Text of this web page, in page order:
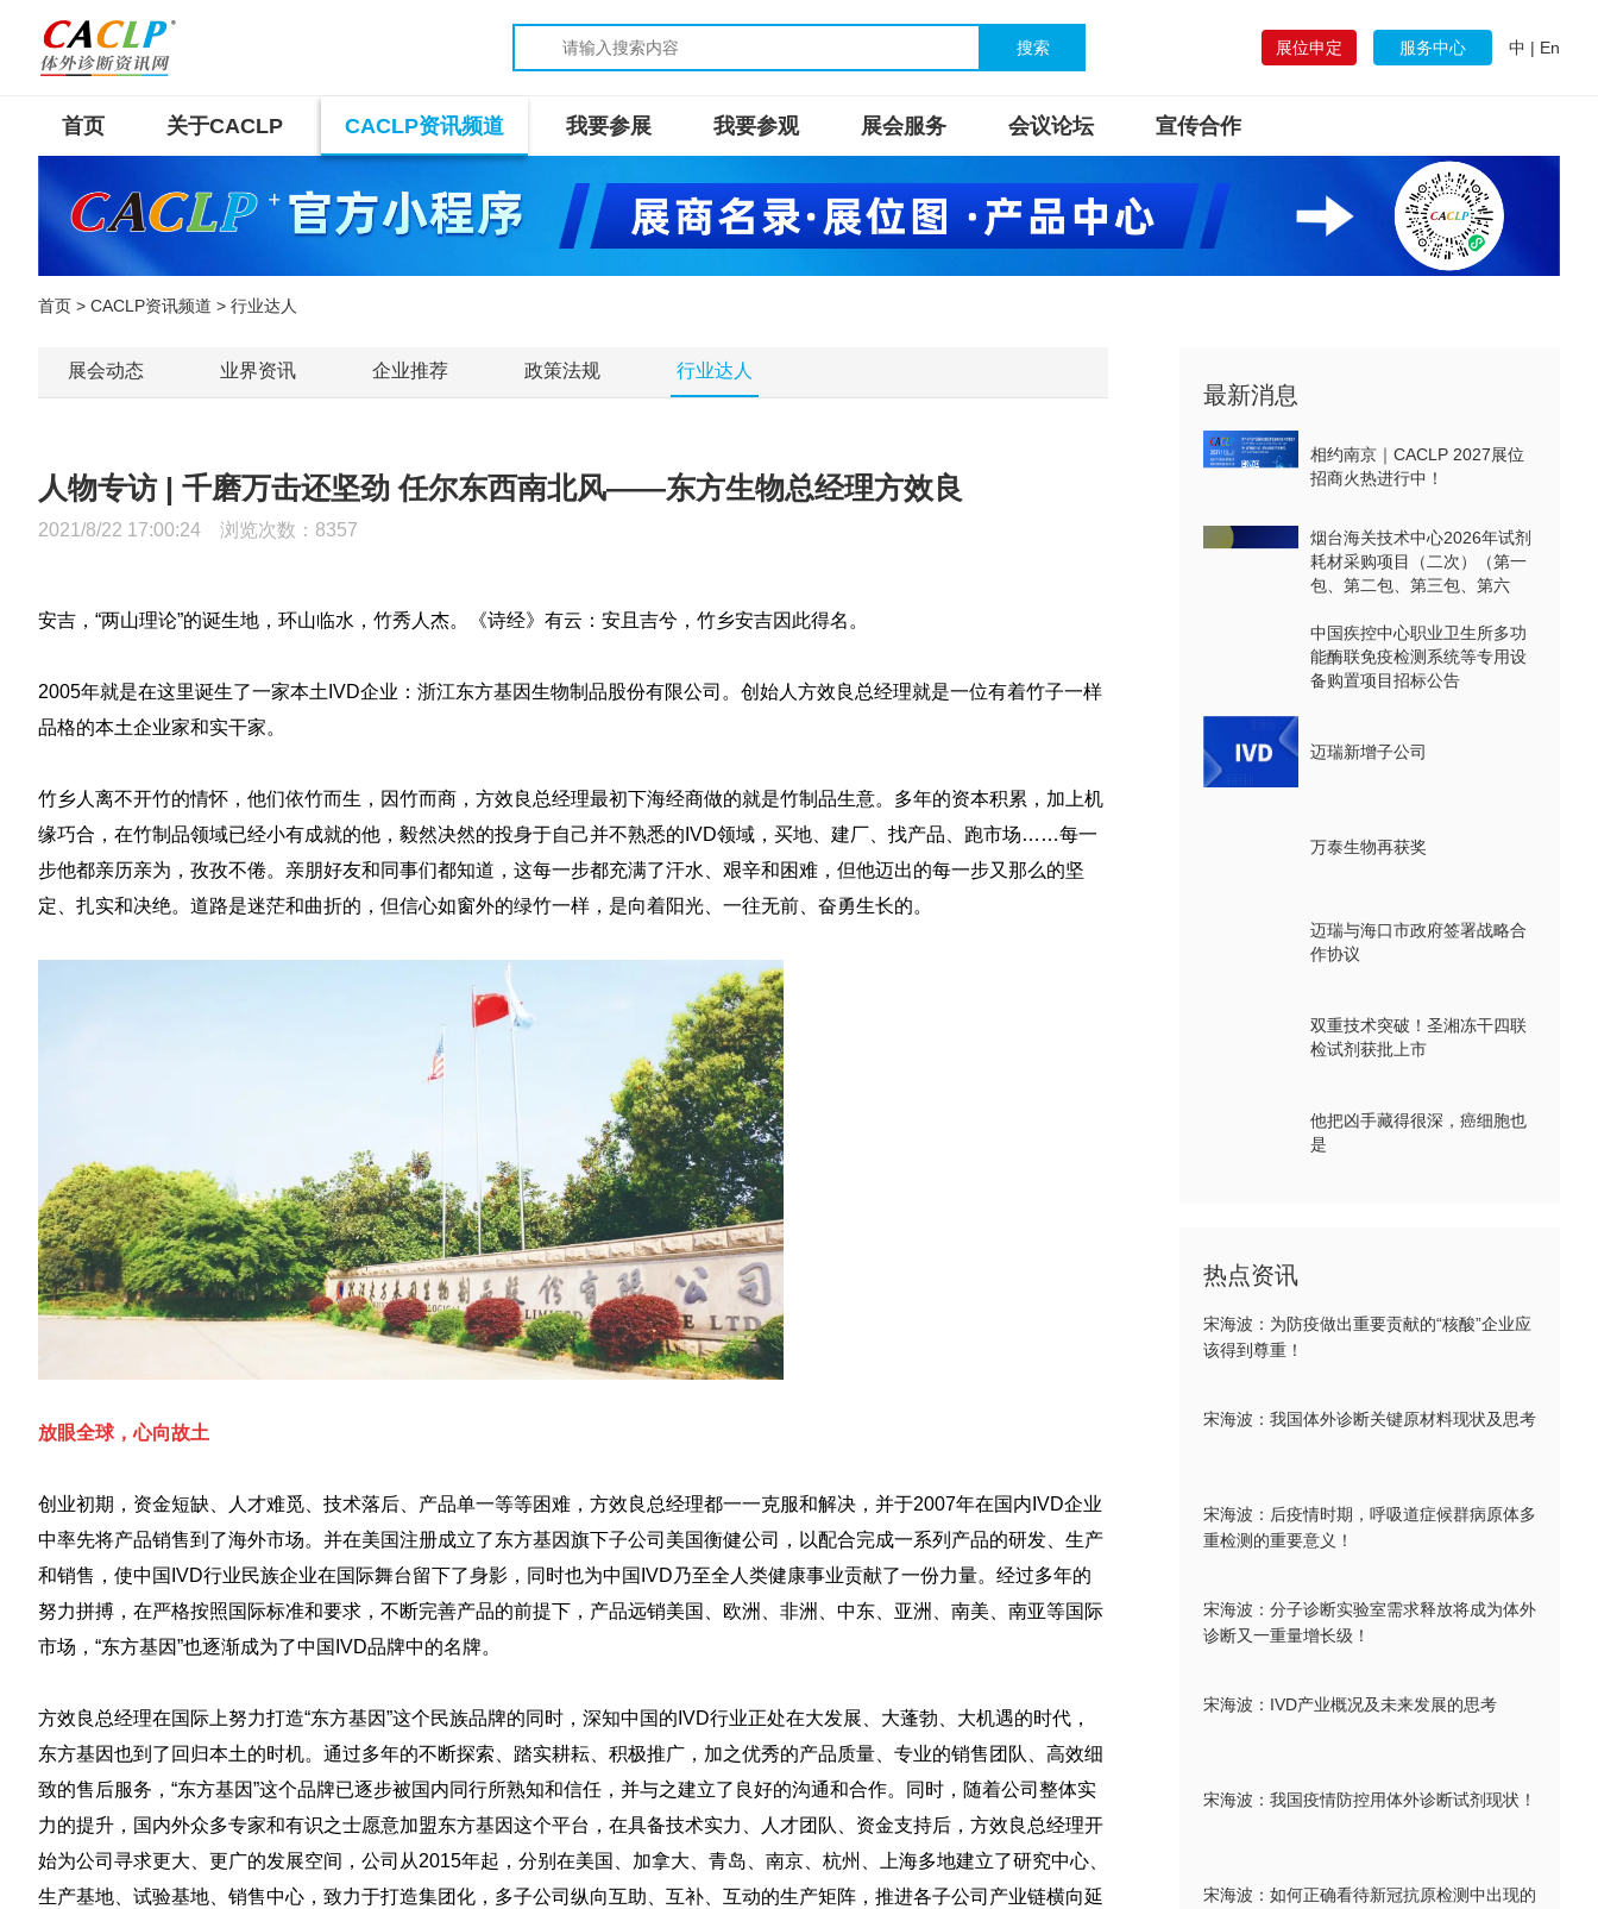
搜索 展位申定 服务中心 中 | En
首页 关于CACLP CACLP资讯频道 我要参展 我要参观 展会服务 会议论坛 宣传合作
首页 > CACLP资讯频道 > 行业达人
展会动态 业界资讯 企业推荐 政策法规 行业达人
人物专访 | 千磨万击还坚劲 任尔东西南北风——东方生物总经理方效良
2021/8/22 17:00:24 浏览次数： 8357
安吉，“两山理论”的诞生地，环山临水，竹秀人杰。《诗经》有云：安且吉兮，竹乡安吉因此得名。
2005年就是在这里诞生了一家本土IVD企业：浙江东方基因生物制品股份有限公司。创始人方效良总经理就是一位有着竹子一样
品格的本土企业家和实干家。
竹乡人离不开竹的情怀，他们依竹而生，因竹而商，方效良总经理最初下海经商做的就是竹制品生意。多年的资本积累，加上机
缘巧合，在竹制品领域已经小有成就的他，毅然决然的投身于自己并不熟悉的IVD领域，买地、建厂、找产品、跑市场……每一
步他都亲历亲为，孜孜不倦。亲朋好友和同事们都知道，这每一步都充满了汗水、艰辛和困难，但他迈出的每一步又那么的坚
定、扎实和决绝。道路是迷茫和曲折的，但信心如窗外的绿竹一样，是向着阳光、一往无前、奋勇生长的。
放眼全球，心向故土
创业初期，资金短缺、人才难觅、技术落后、产品单一等等困难，方效良总经理都一一克服和解决，并于2007年在国内IVD企业
中率先将产品销售到了海外市场。并在美国注册成立了东方基因旗下子公司美国衡健公司，以配合完成一系列产品的研发、生产
和销售，使中国IVD行业民族企业在国际舞台留下了身影，同时也为中国IVD乃至全人类健康事业贡献了一份力量。经过多年的
努力拼搏，在严格按照国际标准和要求，不断完善产品的前提下，产品远销美国、欧洲、非洲、中东、亚洲、南美、南亚等国际
市场，“东方基因”也逐渐成为了中国IVD品牌中的名牌。
方效良总经理在国际上努力打造“东方基因”这个民族品牌的同时，深知中国的IVD行业正处在大发展、大蓬勃、大机遇的时代，
东方基因也到了回归本土的时机。通过多年的不断探索、踏实耕耘、积极推广，加之优秀的产品质量、专业的销售团队、高效细
致的售后服务，“东方基因”这个品牌已逐步被国内同行所熟知和信任，并与之建立了良好的沟通和合作。同时，随着公司整体实
力的提升，国内外众多专家和有识之士愿意加盟东方基因这个平台，在具备技术实力、人才团队、资金支持后，方效良总经理开
始为公司寻求更大、更广的发展空间，公司从2015年起，分别在美国、加拿大、青岛、南京、杭州、上海多地建立了研究中心、
生产基地、试验基地、销售中心，致力于打造集团化，多子公司纵向互助、互补、互动的生产矩阵，推进各子公司产业链横向延
最新消息
相约南京｜CACLP 2027展位
招商火热进行中！
烟台海关技术中心2026年试剂
耗材采购项目（二次）（第一
包、第二包、第三包、第六
标公告
中国疾控中心职业卫生所多功
能酶联免疫检测系统等专用设
备购置项目招标公告
迈瑞新增子公司
万泰生物再获奖
迈瑞与海口市政府签署战略合
作协议
双重技术突破！圣湘冻干四联
检试剂获批上市
他把凶手藏得很深，癌细胞也
是
热点资讯
宋海波：为防疫做出重要贡献的“核酸”企业应
该得到尊重！
宋海波：我国体外诊断关键原材料现状及思考
宋海波：后疫情时期，呼吸道症候群病原体多
重检测的重要意义！
宋海波：分子诊断实验室需求释放将成为体外
诊断又一重量增长级！
宋海波：IVD产业概况及未来发展的思考
宋海波：我国疫情防控用体外诊断试剂现状！
宋海波：如何正确看待新冠抗原检测中出现的